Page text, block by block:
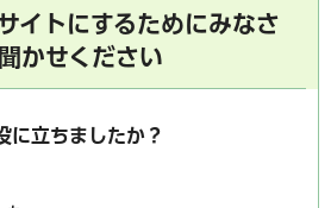
イトにするためにみなさ
かせください
に立ちましたか？